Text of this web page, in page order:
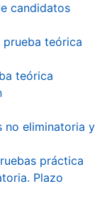
candidatos
teórica
teórica
no eliminatoria y
práctica
Plazo